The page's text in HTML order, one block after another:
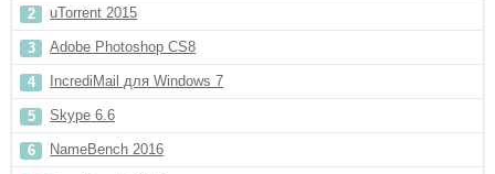
uTorrent 2015
Adobe Photoshop CS8
IncrediMail для Windows 7
Skype 6.6
NameBench 2016